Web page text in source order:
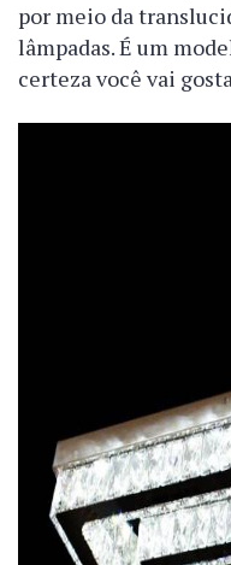
por meio da
lâmpadas. É um
certeza você vai